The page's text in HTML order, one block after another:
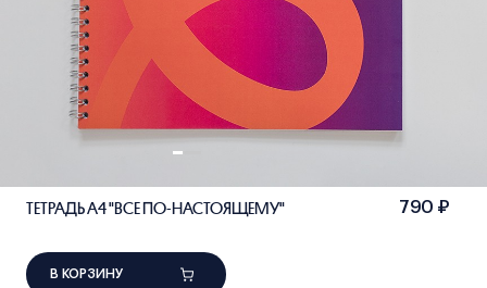
ТЕТРАДЬ А4 "ВСЕ ПО-НАСТОЯЩЕМУ" 790 ₽
В КОРЗИНУ